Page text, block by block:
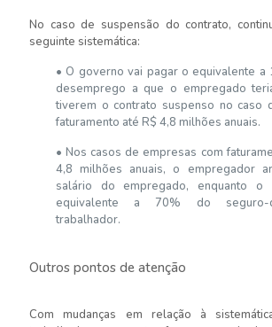
No caso de suspensão do contrato,
seguinte sistemática:
• O governo vai pagar o equivalente
desemprego a que o empregado
tiverem o contrato suspenso no caso
faturamento até R$ 4,8 milhões anuais.
• Nos casos de empresas com
4,8 milhões anuais, o empregador
salário do empregado, enquanto o
equivalente a 70% do seguro-
trabalhador.
Outros pontos de atenção
Com mudanças em relação à